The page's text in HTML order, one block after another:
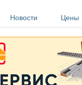
Новости
Цены